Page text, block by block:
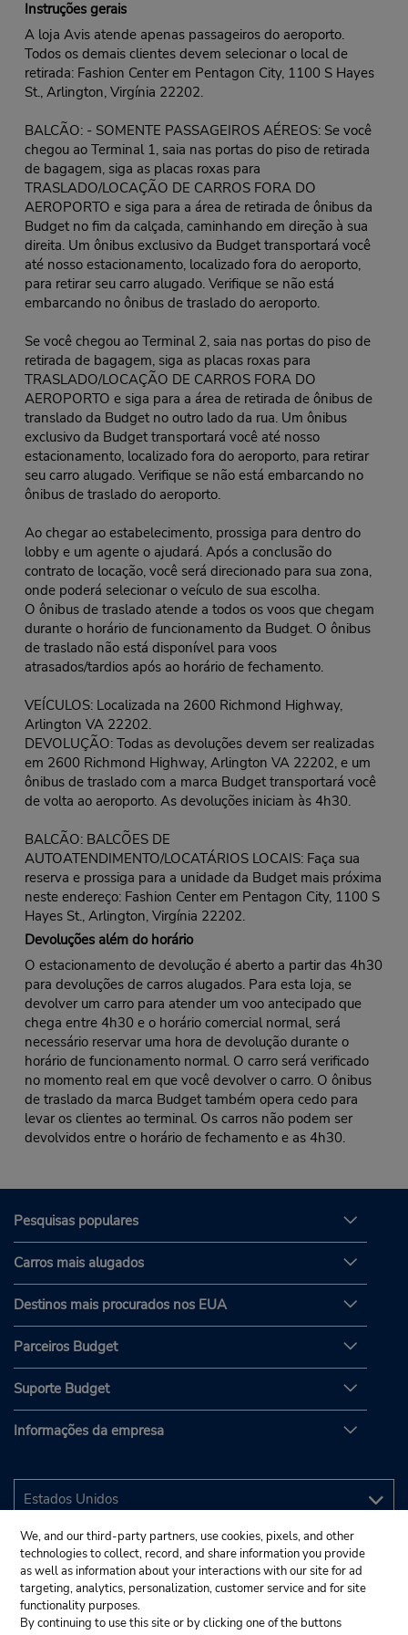
Instruções gerais
A loja Avis atende apenas passageiros do aeroporto.
Todos os demais clientes devem selecionar o local de
retirada: Fashion Center em Pentagon City, 1100 S Hayes
St., Arlington, Virgínia 22202.
BALCÃO: - SOMENTE PASSAGEIROS AÉREOS: Se você
chegou ao Terminal 1, saia nas portas do piso de retirada
de bagagem, siga as placas roxas para
TRASLADO/LOCAÇÃO DE CARROS FORA DO
AEROPORTO e siga para a área de retirada de ônibus da
Budget no fim da calçada, caminhando em direção à sua
direita. Um ônibus exclusivo da Budget transportará você
até nosso estacionamento, localizado fora do aeroporto,
para retirar seu carro alugado. Verifique se não está
embarcando no ônibus de traslado do aeroporto.
Se você chegou ao Terminal 2, saia nas portas do piso de
retirada de bagagem, siga as placas roxas para
TRASLADO/LOCAÇÃO DE CARROS FORA DO
AEROPORTO e siga para a área de retirada de ônibus de
translado da Budget no outro lado da rua. Um ônibus
exclusivo da Budget transportará você até nosso
estacionamento, localizado fora do aeroporto, para retirar
seu carro alugado. Verifique se não está embarcando no
ônibus de traslado do aeroporto.
Ao chegar ao estabelecimento, prossiga para dentro do
lobby e um agente o ajudará. Após a conclusão do
contrato de locação, você será direcionado para sua zona,
onde poderá selecionar o veículo de sua escolha.
O ônibus de traslado atende a todos os voos que chegam
durante o horário de funcionamento da Budget. O ônibus
de traslado não está disponível para voos
atrasados/tardios após ao horário de fechamento.
VEÍCULOS: Localizada na 2600 Richmond Highway,
Arlington VA 22202.
DEVOLUÇÃO: Todas as devoluções devem ser realizadas
em 2600 Richmond Highway, Arlington VA 22202, e um
ônibus de traslado com a marca Budget transportará você
de volta ao aeroporto. As devoluções iniciam às 4h30.
BALCÃO: BALCÕES DE
AUTOATENDIMENTO/LOCATÁRIOS LOCAIS: Faça sua
reserva e prossiga para a unidade da Budget mais próxima
neste endereço: Fashion Center em Pentagon City, 1100 S
Hayes St., Arlington, Virgínia 22202.
Devoluções além do horário
O estacionamento de devolução é aberto a partir das 4h30
para devoluções de carros alugados. Para esta loja, se
devolver um carro para atender um voo antecipado que
chega entre 4h30 e o horário comercial normal, será
necessário reservar uma hora de devolução durante o
horário de funcionamento normal. O carro será verificado
no momento real em que você devolver o carro. O ônibus
de traslado da marca Budget também opera cedo para
levar os clientes ao terminal. Os carros não podem ser
devolvidos entre o horário de fechamento e as 4h30.
Pesquisas populares
Carros mais alugados
Destinos mais procurados nos EUA
Parceiros Budget
Suporte Budget
Informações da empresa
We, and our third-party partners, use cookies, pixels, and other
technologies to collect, record, and share information you provide
as well as information about your interactions with our site for ad
targeting, analytics, personalization, customer service and for site
functionality purposes.
By continuing to use this site or by clicking one of the buttons